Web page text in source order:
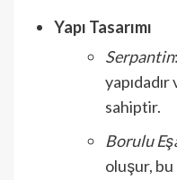
Yapı Tasarımı
Serpantin
sahiptir.
Borulu
oluşur, bu